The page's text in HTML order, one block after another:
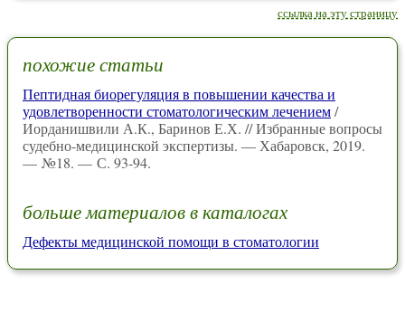
ссылка на эту страницу
похожие статьи
Пептидная биорегуляция в повышении качества и
удовлетворенности стоматологическим лечением/
Иорданишвили А.К., Баринов Е.Х. // Избранные вопросы
судебно-медицинской экспертизы. — Хабаровск, 2019.
— №18. — С. 93-94.
больше материалов в каталогах
Дефекты медицинской помощи в стоматологии